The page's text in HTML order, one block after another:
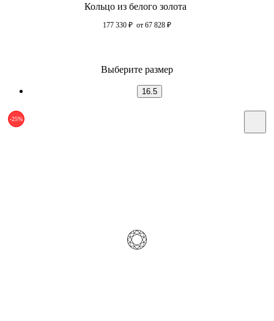
Кольцо из белого золота
177 330 ₽ от 67 828 ₽
Выберите размер
16.5
-25%